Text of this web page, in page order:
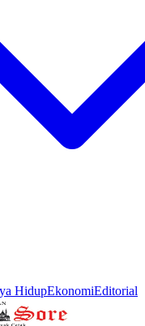
HidupEkonomiEditorial